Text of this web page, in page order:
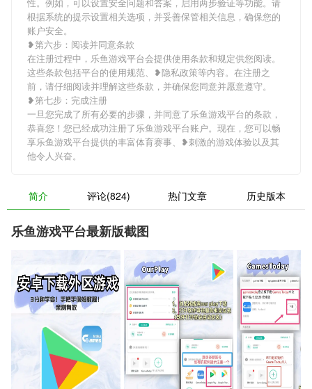
根据系统的提示设置相关选项，并妥善保管相关信息，确保您的
账户安全。
❥第六步：阅读并同意条款
在注册过程中，乐鱼游戏平台会提供使用条款和规定供您阅读。
这些条款包括平台的使用规范、❥隐私政策等内容。在注册之
前，请仔细阅读并理解这些条款，并确保您同意并愿意遵守。
❥第七步：完成注册
一旦您完成了所有必要的步骤，并同意了乐鱼游戏平台的条款，
恭喜您！您已经成功注册了乐鱼游戏平台账户。现在，您可以畅
享乐鱼游戏平台提供的丰富体育赛事、❥刺激的游戏体验以及其
他令人兴奋。
简介 评论(824) 热门文章 历史版本
乐鱼游戏平台最新版截图